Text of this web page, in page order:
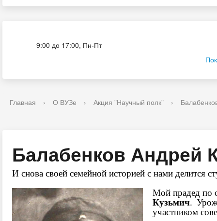
9:00 до 17:00, Пн-Пт
Главная › О ВУЗе › Акция "Научный полк" ›
Балабенков Андрей
И снова своей семейной историей с нами делится
Мой прадед по
Кузьмич.
участником